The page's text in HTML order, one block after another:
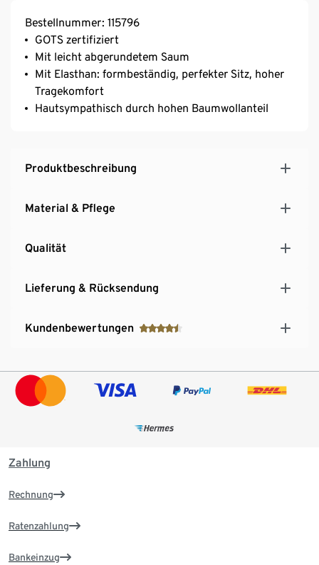
Bestellnummer: 115796
GOTS zertifiziert
Mit leicht abgerundetem Saum
Mit Elasthan: formbeständig, perfekter Sitz, hoher
Tragekomfort
Hautsympathisch durch hohen Baumwollanteil
Produktbeschreibung
Material & Pflege
Qualität
Lieferung & Rücksendung
Kundenbewertungen
Zahlung
Rechnung
Ratenzahlung
Bankeinzug